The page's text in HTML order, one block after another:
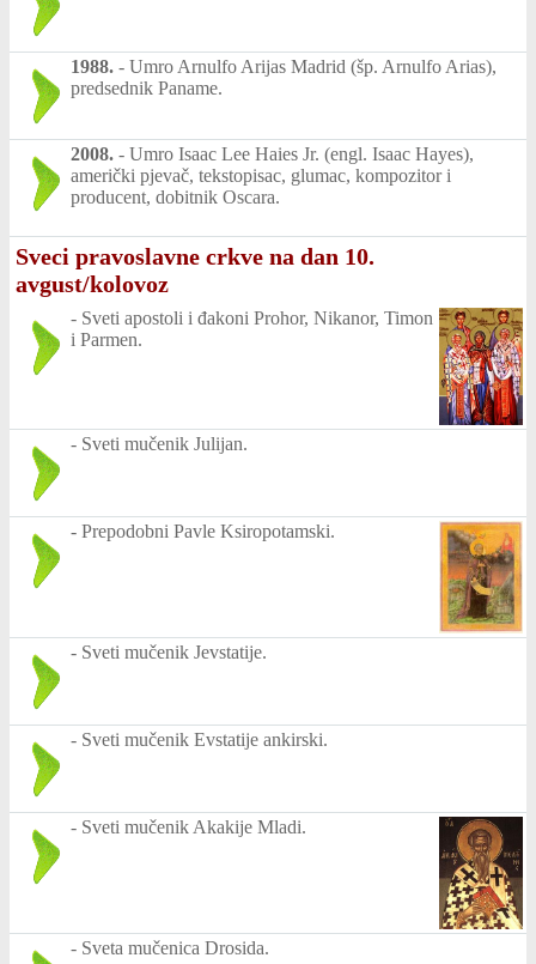
1988. - Umro Arnulfo Arijas Madrid (šp. Arnulfo Arias),
predsednik Paname.
2008. - Umro Isaac Lee Haies Jr. (engl. Isaac Hayes),
američki pjevač, tekstopisac, glumac, kompozitor i
producent, dobitnik Oscara.
Sveci pravoslavne crkve na dan 10.
avgust/kolovoz
- Sveti apostoli i đakoni Prohor, Nikanor, Timon
i Parmen.
- Sveti mučenik Julijan.
- Prepodobni Pavle Ksiropotamski.
- Sveti mučenik Jevstatije.
- Sveti mučenik Evstatije ankirski.
- Sveti mučenik Akakije Mladi.
- Sveta mučenica Drosida.